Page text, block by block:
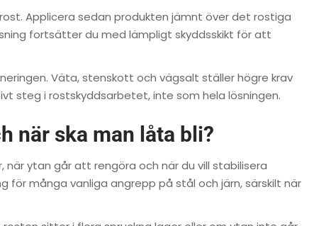
Applicera sedan produkten jämnt över det rostiga
fortsätter du med lämpligt skyddsskikt för att
Väta, stenskott och vägsalt ställer högre krav
steg i rostskyddsarbetet, inte som hela lösningen.
när ska man låta bli?
ytan går att rengöra och när du vill stabilisera
många vanliga angrepp på stål och järn, särskilt när